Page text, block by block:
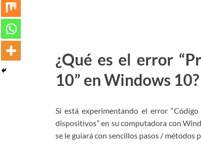
¿Qué es el error
10” en Windows 10?
Si está experimentando el error
dispositivos” en su computadora con
se le guiará con sencillos pasos / métodos